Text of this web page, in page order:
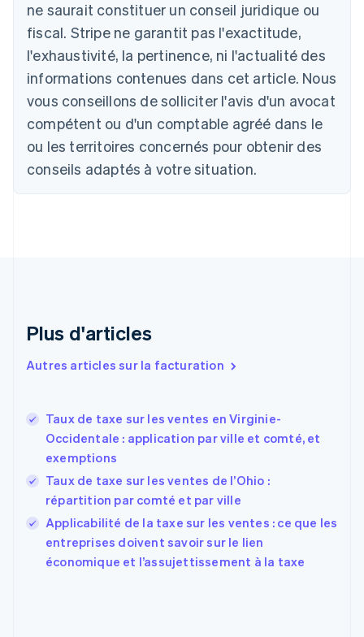
ne saurait constituer un conseil juridique ou
fiscal. Stripe ne garantit pas l'exactitude,
l'exhaustivité, la pertinence, ni l'actualité des
informations contenues dans cet article. Nous
vous conseillons de solliciter l'avis d'un avocat
compétent ou d'un comptable agréé dans le
ou les territoires concernés pour obtenir des
conseils adaptés à votre situation.
Plus d'articles
Autres articles sur la facturation
Taux de taxe sur les ventes en Virginie-
Occidentale : application par ville et comté, et
exemptions
Taux de taxe sur les ventes de l’Ohio :
répartition par comté et par ville
Applicabilité de la taxe sur les ventes : ce que les
entreprises doivent savoir sur le lien
économique et l’assujettissement à la taxe
Allemagne
Deutsch English
Australie
English
DeutschEnglish
Belgique
Nederlands Français English
Brésil
PortuguêsEnglish
Bulgarie
Canada
Danemark
English
Émirats arabes unis
EspañolEnglish
Estonie
États-Unis
English Español简体中文
Finlande
France
FrançaisEnglish
Gibraltar